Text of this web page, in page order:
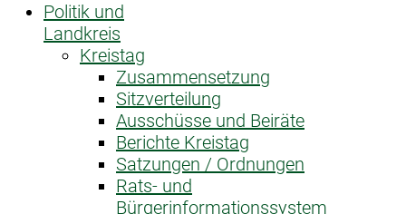
Politik und
Landkreis
Kreistag
Zusammensetzung
Sitzverteilung
Ausschüsse und Beiräte
Berichte Kreistag
Satzungen / Ordnungen
Rats- und
Bürgerinformationssystem